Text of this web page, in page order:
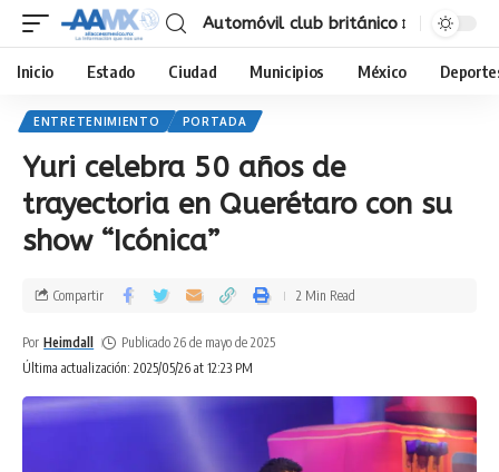
Automóvil club británico
Inicio Estado Ciudad Municipios México
ENTRETENIMIENTO PORTADA
Yuri celebra 50 años de
trayectoria en Querétaro con su
show “Icónica”
Última actualización: 2025/05/26 at 12:23 PM
Por Heimdall Publicado 26 de mayo de 2025
Compartir 2 Min Read